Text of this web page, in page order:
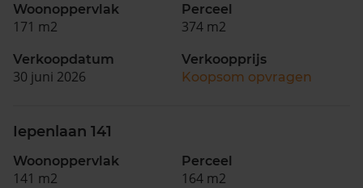
Woonoppervlak
171 m2
Perceel
374 m2
Verkoopdatum
30 juni 2026
Verkoopprijs
Koopsom opvragen
Iepenlaan 141
Woonoppervlak
141 m2
Perceel
164 m2